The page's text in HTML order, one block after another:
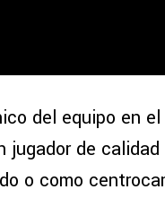
del equipo en
jugador de
o como